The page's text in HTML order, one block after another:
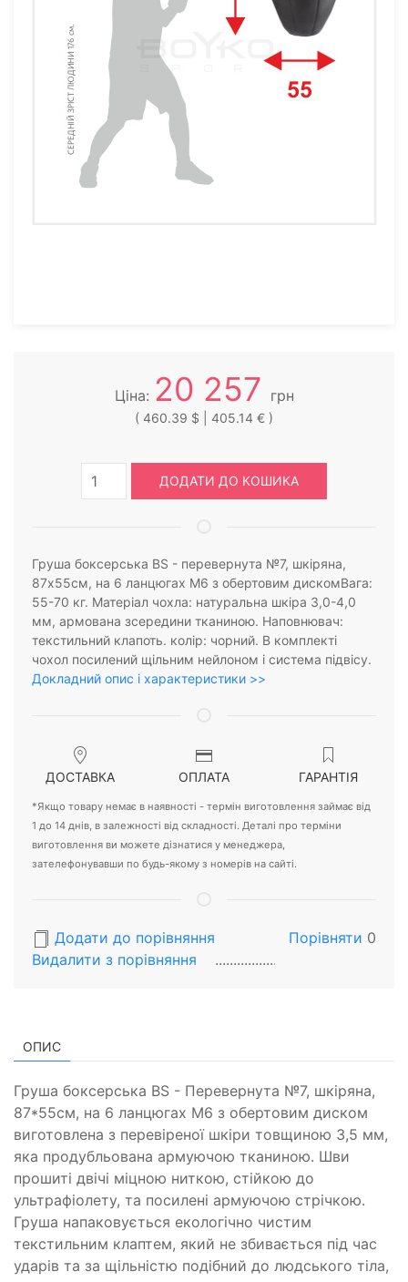
Ціна: 20 257 грн
( 460.39 $ | 405.14 € )
ДОДАТИ ДО КОШИКА
Груша боксерська BS - перевернута №7, шкіряна,
87х55см, на 6 ланцюгах М6 з обертовим дискомВага:
55-70 кг. Матеріал чохла: натуральна шкіра 3,0-4,0
мм, армована зсередини тканиною. Наповнювач:
текстильний клапоть. колір: чорний. В комплекті
чохол посилений щільним нейлоном і система підвісу.
Докладний опис і характеристики >>
ДОСТАВКА ОПЛАТА ГАРАНТІЯ
*Якщо товару немає в наявності - термін виготовлення займає від
1 до 14 днів, в залежності від складності. Деталі про терміни
виготовлення ви можете дізнатися у менеджера,
зателефонувавши по будь-якому з номерів на сайті.
Додати до порівняння
Видалити з порiвняння
Порівняти 0
ОПИС
Груша боксерська BS - Перевернута №7, шкіряна,
87*55см, на 6 ланцюгах М6 з обертовим диском
виготовлена з перевіреної шкіри товщиною 3,5 мм,
яка продубльована армуючою тканиною. Шви
прошиті двічі міцною ниткою, стійкою до
ультрафіолету, та посилені армуючою стрічкою.
Груша напаковується екологічно чистим
текстильним клаптем, який не збивається під час
ударів та за щільністю подібний до людського тіла,